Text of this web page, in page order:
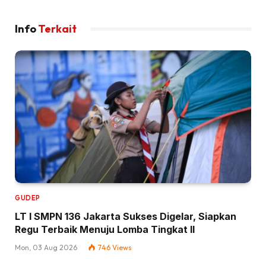
InfoTerkait
GUDEP
LT I SMPN 136 Jakarta Sukses Digelar, Siapkan
Regu Terbaik Menuju Lomba Tingkat II
Mon, 03 Aug 2026 746 Views